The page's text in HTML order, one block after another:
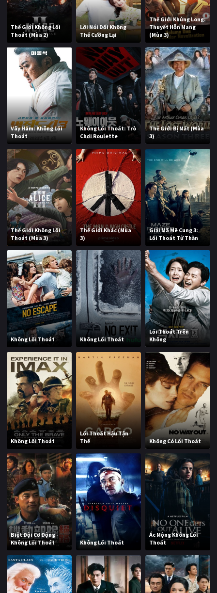
Thế Giới Không Lối
Thoát (Mùa 2)
Lời Nói Dối Không
Thể Cưỡng Lại
Thế Giới Khủng Long:
Thuyết Hỗn Mang
(Mùa 3)
Vây Hãm: Không Lối
Thoát
Không Lối Thoát: Trò
Chơi Roulette
Thế Giới Bị Mất (Mùa
3)
Thế Giới Không Lối
Thoát (Mùa 3)
Thế Giới Khác (Mùa
3)
Giải Mã Mê Cung 3:
Lối Thoát Tử Thần
Không Lối Thoát Không Lối Thoát
Lối Thoát Trên
Không
Không Lối Thoát
Lối Thoát Hậu Tận
Thế
Không Có Lối Thoát
Biệt Đội Cơ Động -
Không Lối Thoát
Không Lối Thoát
Ác Mộng Không Lối
Thoát